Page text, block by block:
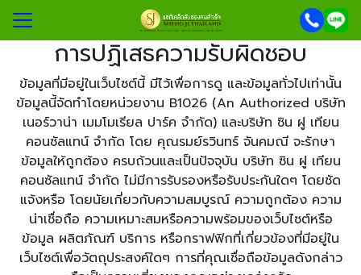
รพรรดิ
อัฐิ
เรา
การปฏิเสธความรับผิดชอบ
ข้อมูลที่มีอยู่ในเว็บไซต์นี้ มีไว้เพื่อการดู และข้อมูลทั่วไปเท่านั้น
ข้อมูลนี้จัดทำโดยหน่วยงาน B1026 (An Authorized บริษัท
เนอร์วาน่า เมมโมเรียล ปาร์ค จำกัด) และบริษัท ซิน ฝู เทียน
คอนซัลแทน์ จำกัด โดย คุณรมย์รวินทร์ จันคมณี จะรักษา
ข้อมูลให้ถูกต้อง ครบถ้วนและเป็นปัจจุบัน บริษัท ซิน ฝู เทียน
คอนซัลแทน์ จำกัด ไม่มีการรับรองหรือรับประกันใดๆ โดยชัด
แจ้งหรือ โดยนัยเกี่ยวกับความสมบูรณ์ ความถูกต้อง ความ
น่าเชื่อถือ ความเหมาะสมหรือความพร้อมของเว็บไซต์หรือ
ข้อมูล ผลิตภัณฑ์ บริการ หรือกราฟฟิกที่เกี่ยวข้องที่มีอยู่ใน
เว็บไซต์เพื่อวัตถุประสงค์ใดๆ การที่คุณเชื่อถือข้อมูลดังกล่าว